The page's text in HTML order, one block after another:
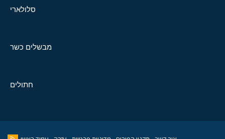
סלולארי
מבשלים כשר
חתולים